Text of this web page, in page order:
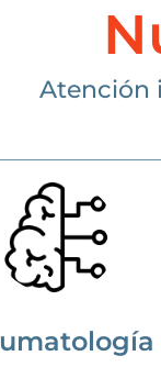
Atención